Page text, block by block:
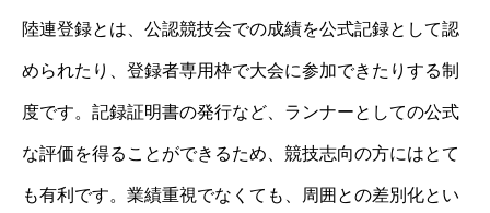
陸連登録とは、公認競技会での成績を公式記録として認
められたり、登録者専用枠で大会に参加できたりする制
度です。記録証明書の発行など、ランナーとしての公式
な評価を得ることができるため、競技志向の方にはとて
も有利です。業績重視でなくても、周囲との差別化とい